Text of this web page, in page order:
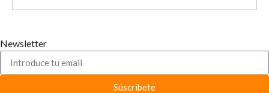
Newsletter
Súscribete